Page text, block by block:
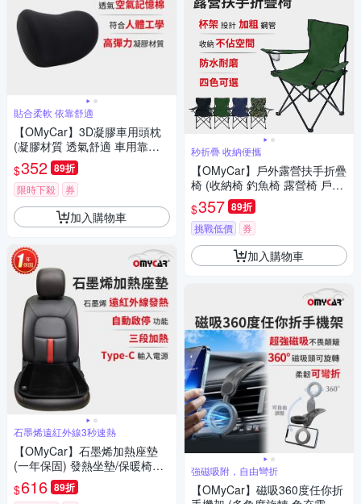
貼合柔軟 依靠舒適
【OMyCar】3D凝膠車用頭枕
(凝膠材質 透氣舒適 車用靠枕
車用頭頸枕 慢回彈記憶枕)
$352 89折
限時下殺 券
加入購物車
石墨烯遠紅外線3秒速熱
【OMyCar】石墨烯加熱座墊
(一年保固) 發熱坐墊/保暖椅墊/
三段調溫/居家辦公皆可
$616 89折
秒折疊 收納便攜
【OMyCar】戶外露營扶手折疊
椅 (收納椅 釣魚椅 露營椅 戶外
椅 導演椅 野餐)
$357 89折
挑戰低價 券
加入購物車
強磁吸附，自由彎折
【OMyCar】磁吸360度任你折